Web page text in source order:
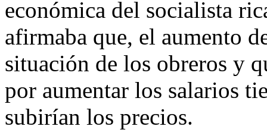
económica del socialista
afirmaba que, el aumento
situación de los obreros y
por aumentar los salarios
subirían los precios.